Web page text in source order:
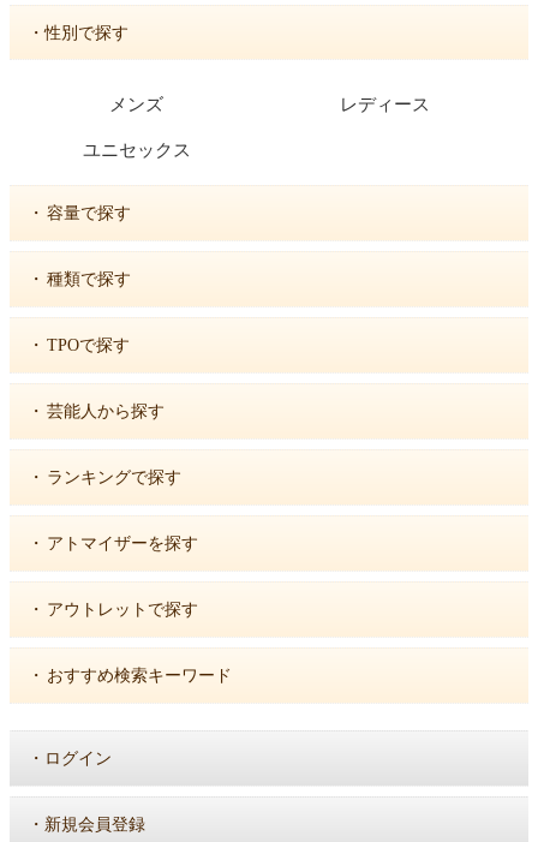
・性別で探す
メンズ レディース
ユニセックス
・ 容量で探す
・ 種類で探す
・ TPOで探す
・ 芸能人から探す
・ ランキングで探す
・ アトマイザーを探す
・ アウトレットで探す
・ おすすめ検索キーワード
・ ログイン
・ 新規会員登録